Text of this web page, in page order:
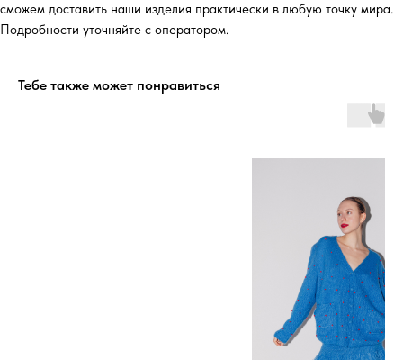
сможем доставить наши изделия практически в любую точку мира.
Подробности уточняйте с оператором.
Тебе также может понравиться